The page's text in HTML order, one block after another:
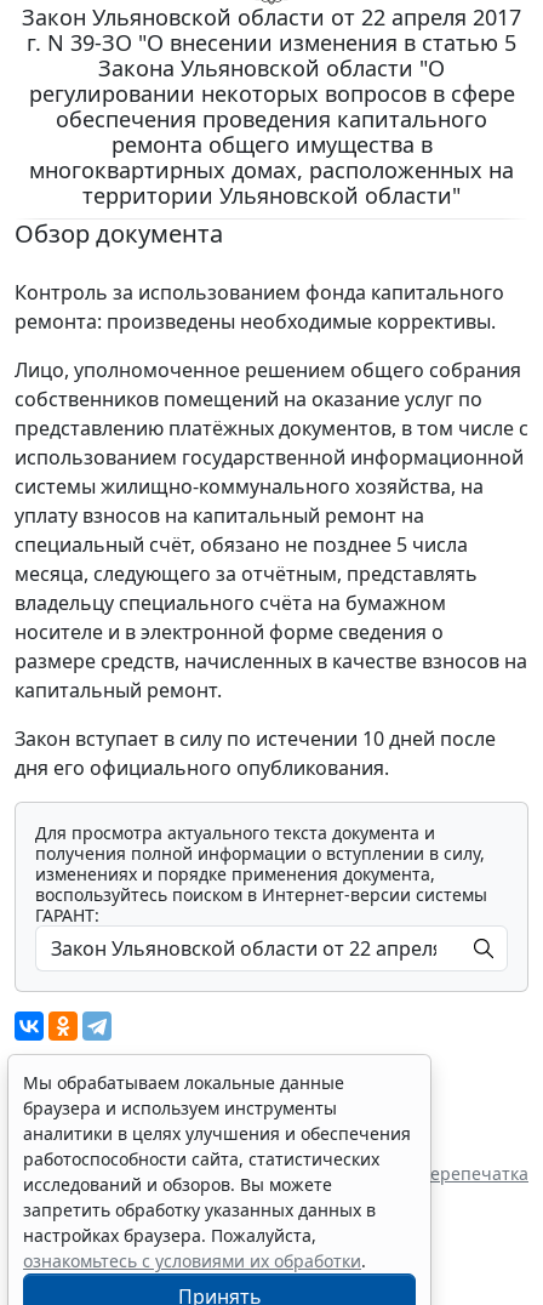
Закон Ульяновской области от 22 апреля 2017
г. N 39-ЗО "О внесении изменения в статью 5
Закона Ульяновской области "О
регулировании некоторых вопросов в сфере
обеспечения проведения капитального
ремонта общего имущества в
многоквартирных домах, расположенных на
территории Ульяновской области"
Обзор документа
Контроль за использованием фонда капитального
ремонта: произведены необходимые коррективы.
Лицо, уполномоченное решением общего собрания
собственников помещений на оказание услуг по
представлению платёжных документов, в том числе с
использованием государственной информационной
системы жилищно-коммунального хозяйства, на
уплату взносов на капитальный ремонт на
специальный счёт, обязано не позднее 5 числа
месяца, следующего за отчётным, представлять
владельцу специального счёта на бумажном
носителе и в электронной форме сведения о
размере средств, начисленных в качестве взносов на
капитальный ремонт.
Закон вступает в силу по истечении 10 дней после
дня его официального опубликования.
Для просмотра актуального текста документа и
получения полной информации о вступлении в силу,
изменениях и порядке применения документа,
воспользуйтесь поиском в Интернет-версии системы
ГАРАНТ:
Показать все материалы
Источник:
Законодательное Собрание Ульяновской
области
Перепечатка
Мы обрабатываем локальные данные
браузера и используем инструменты
аналитики в целях улучшения и обеспечения
работоспособности сайта, статистических
исследований и обзоров. Вы можете
запретить обработку указанных данных в
настройках браузера. Пожалуйста,
ознакомьтесь с условиями их обработки.
Принять